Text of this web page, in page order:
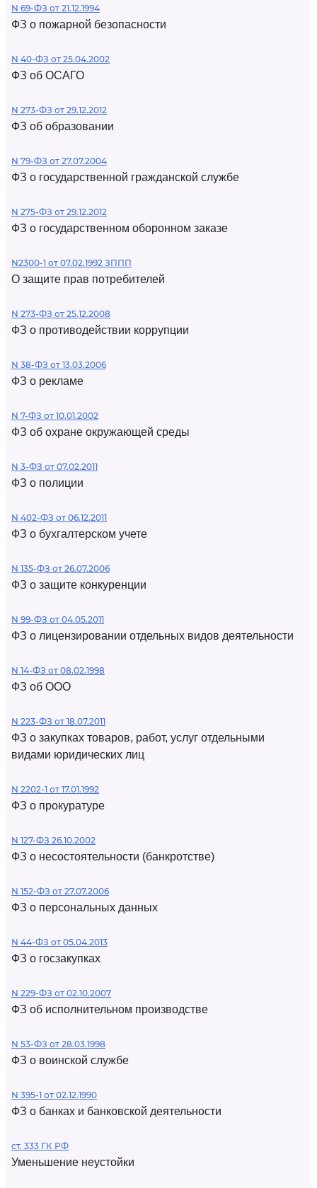
N 69-ФЗ от 21.12.1994
ФЗ о пожарной безопасности
N 40-ФЗ от 25.04.2002
ФЗ об ОСАГО
N 273-ФЗ от 29.12.2012
ФЗ об образовании
N 79-ФЗ от 27.07.2004
ФЗ о государственной гражданской службе
N 275-ФЗ от 29.12.2012
ФЗ о государственном оборонном заказе
N2300-1 от 07.02.1992 ЗППП
О защите прав потребителей
N 273-ФЗ от 25.12.2008
ФЗ о противодействии коррупции
N 38-ФЗ от 13.03.2006
ФЗ о рекламе
N 7-ФЗ от 10.01.2002
ФЗ об охране окружающей среды
N 3-ФЗ от 07.02.2011
ФЗ о полиции
N 402-ФЗ от 06.12.2011
ФЗ о бухгалтерском учете
N 135-ФЗ от 26.07.2006
ФЗ о защите конкуренции
N 99-ФЗ от 04.05.2011
ФЗ о лицензировании отдельных видов деятельности
N 14-ФЗ от 08.02.1998
ФЗ об ООО
N 223-ФЗ от 18.07.2011
ФЗ о закупках товаров, работ, услуг отдельными
видами юридических лиц
N 2202-1 от 17.01.1992
ФЗ о прокуратуре
N 127-ФЗ 26.10.2002
ФЗ о несостоятельности (банкротстве)
N 152-ФЗ от 27.07.2006
ФЗ о персональных данных
N 44-ФЗ от 05.04.2013
ФЗ о госзакупках
N 229-ФЗ от 02.10.2007
ФЗ об исполнительном производстве
N 53-ФЗ от 28.03.1998
ФЗ о воинской службе
N 395-1 от 02.12.1990
ФЗ о банках и банковской деятельности
ст. 333 ГК РФ
Уменьшение неустойки